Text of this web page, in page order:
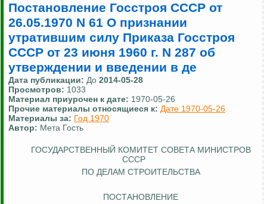
Постановление Госстроя СССР от
26.05.1970 N 61 О признании
утратившим силу Приказа Госстроя
СССР от 23 июня 1960 г. N 287 об
утверждении и введении в де
Дата публикации: До 2014-05-28
Просмотров: 1033
Материал приурочен к дате: 1970-05-26
Прочие материалы относящиеся к: Дате 1970-05-26
Материалы за: Год 1970
Автор: Мета Гость
ГОСУДАРСТВЕННЫЙ КОМИТЕТ СОВЕТА МИНИСТРОВ
СССР
ПО ДЕЛАМ СТРОИТЕЛЬСТВА
ПОСТАНОВЛЕНИЕ